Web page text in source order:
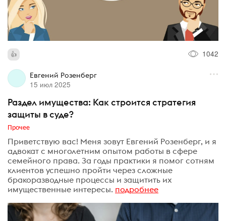
1042
Евгений Розенберг
15 июл 2025
Раздел имущества: Как строится стратегия
защиты в суде?
Прочее
Приветствую вас! Меня зовут Евгений Розенберг, и я
адвокат с многолетним опытом работы в сфере
семейного права. За годы практики я помог сотням
клиентов успешно пройти через сложные
бракоразводные процессы и защитить их
имущественные интересы. подробнее